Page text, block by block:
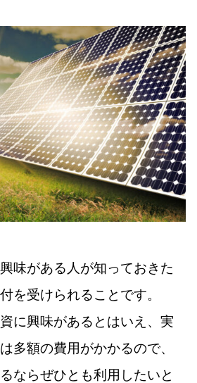
味がある人が知っておきた
を受けられることです。
に興味があるとはいえ、実
多額の費用がかかるので、
ならぜひとも利用したいと